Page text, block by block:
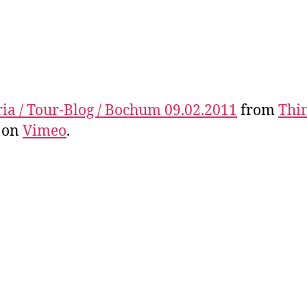
/ Tour-Blog / Bochum 09.02.2011 from
on Vimeo.